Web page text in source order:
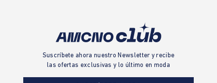
Suscríbete ahora nuestro Newsletter y recibe
las ofertas exclusivas y lo último en moda